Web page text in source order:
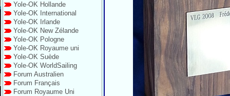
Yole-OK Hollande
Yole-OK International
Yole-OK Irlande
Yole-OK New Zélande
Yole-OK Pologne
Yole-OK Royaume uni
Yole-OK Suède
Yole-OK WorldSailing
Forum Australien
Forum Français
Forum Royaume Uni